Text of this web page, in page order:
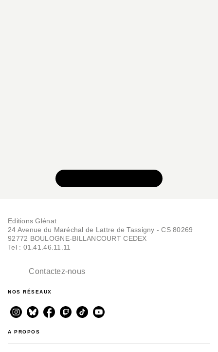
Editions Glénat
24 Avenue du Maréchal de Lattre de Tassigny - CS 80269
92772 BOULOGNE-BILLANCOURT CEDEX
Tel : 01.41.46.11.11
Contactez-nous
NOS RÉSEAUX
A PROPOS